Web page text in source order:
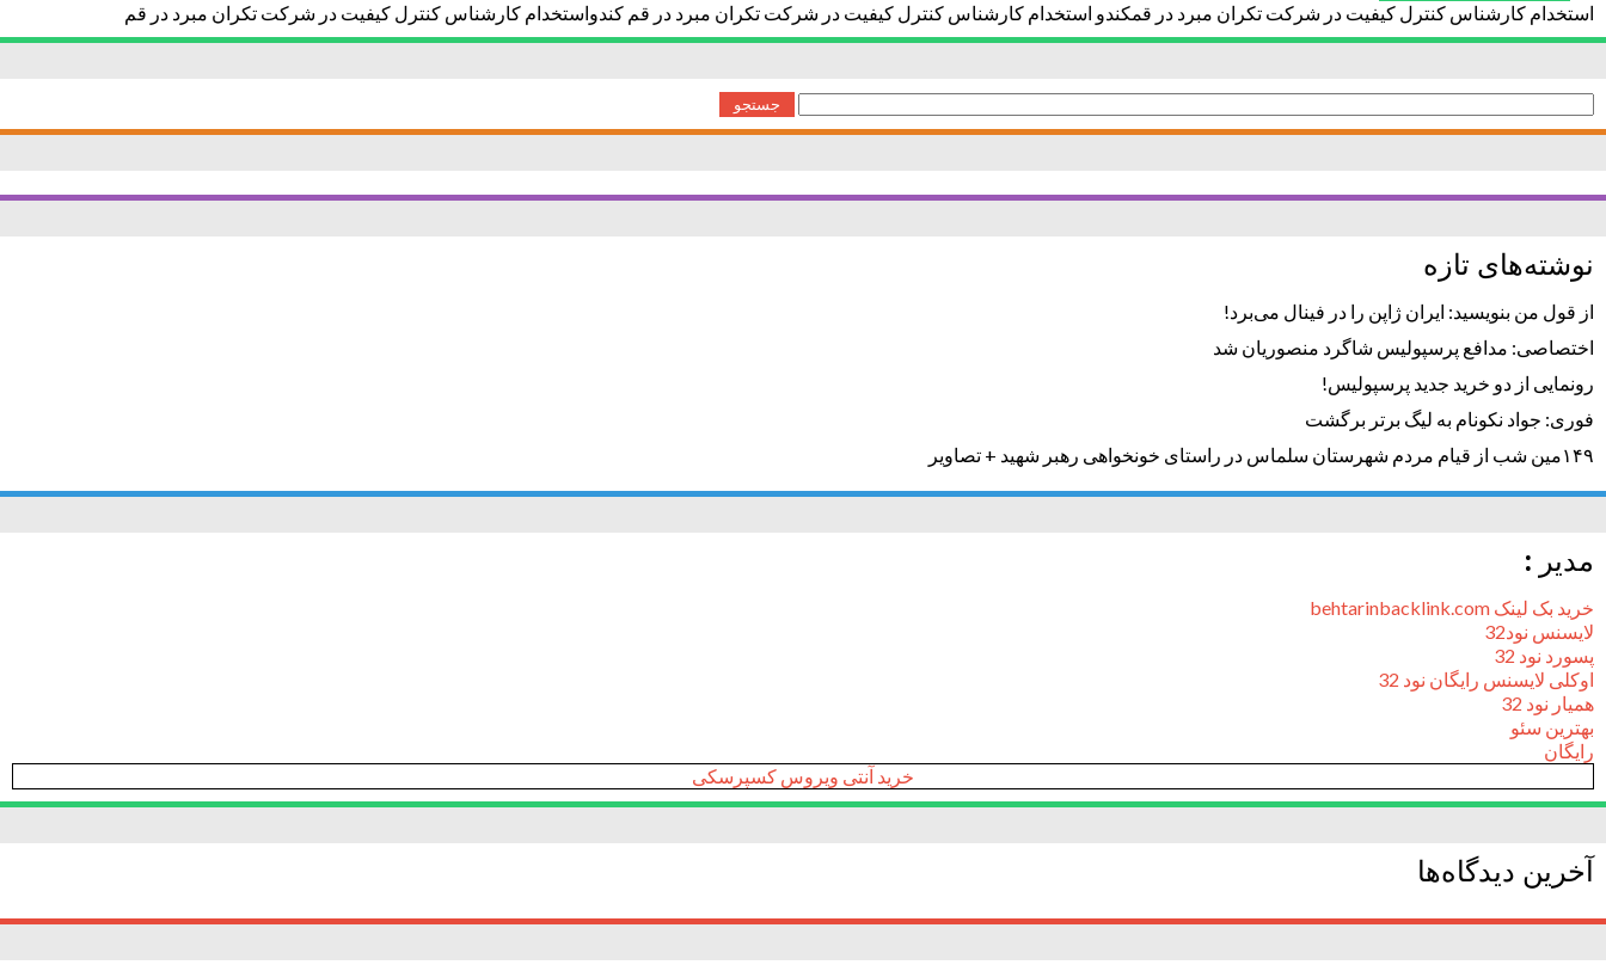
استخدام کارشناس کنترل کیفیت در شرکت تکران مبرد در قمکندو استخدام کارشناس کنترل کیفیت در شرکت تکران مبرد در قم کندواستخدام کارشناس کنترل کیفیت در شرکت تکران مبرد در قم
جستجو
برای:
نوشته‌های تازه
از قول من بنویسید: ایران ژاپن را در فینال می‌برد!
اختصاصی: مدافع پرسپولیس شاگرد منصوریان شد
رونمایی از دو خرید جدید پرسپولیس!
فوری: جواد نکونام به لیگ برتر برگشت
۱۴۹مین شب از قیام مردم شهرستان سلماس در راستای خونخواهی رهبر شهید + تصاویر
مدیر :
خرید بک لینک behtarinbacklink.com
لایسنس نود32
پسورد نود 32
اوکلی لایسنس رایگان نود 32
همیار نود 32
بهترین سئو
رایگان
خرید آنتی ویروس کسپرسکی
آخرین دیدگاه‌ها